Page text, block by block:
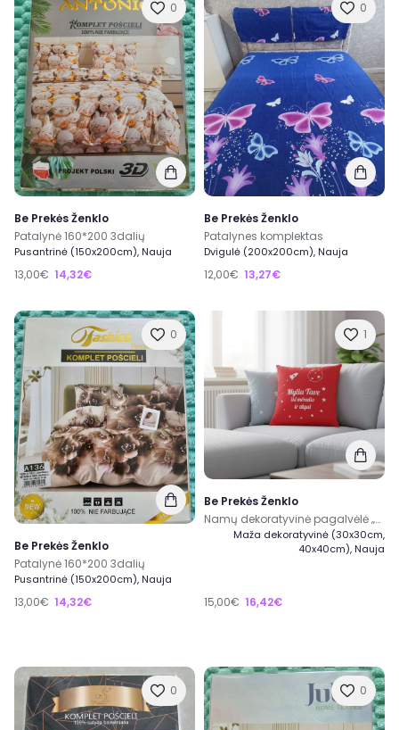
0
Be Prekės Ženklo
Patalynė 160*200 3dalių
Pusantrinė (150x200cm), Nauja
13,00€ 14,32€
0
Be Prekės Ženklo
Patalynes komplektas
Dvigulė (200x200cm), Nauja
12,00€ 13,27€
0
Be Prekės Ženklo
Patalynė 160*200 3dalių
Pusantrinė (150x200cm), Nauja
13,00€ 14,32€
1
Be Prekės Ženklo
Namų dekoratyvinė pagalvėlė „Myliu tave iki mėnulio ir atgal”
Maža dekoratyvinė (30x30cm,
40x40cm), Nauja
15,00€ 16,42€
0 0